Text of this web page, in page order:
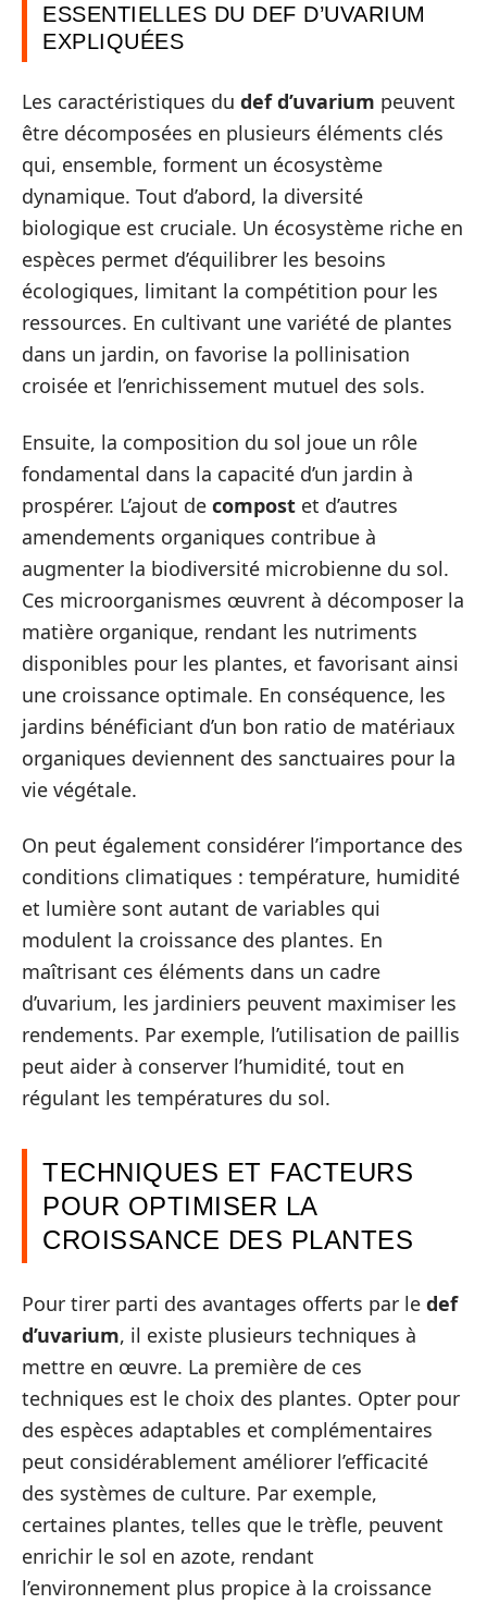
ESSENTIELLES DU DEF D’UVARIUM
EXPLIQUÉES
Les caractéristiques du def d’uvarium peuvent
être décomposées en plusieurs éléments clés
qui, ensemble, forment un écosystème
dynamique. Tout d’abord, la diversité
biologique est cruciale. Un écosystème riche en
espèces permet d’équilibrer les besoins
écologiques, limitant la compétition pour les
ressources. En cultivant une variété de plantes
dans un jardin, on favorise la pollinisation
croisée et l’enrichissement mutuel des sols.
Ensuite, la composition du sol joue un rôle
fondamental dans la capacité d’un jardin à
prospérer. L’ajout de compost et d’autres
amendements organiques contribue à
augmenter la biodiversité microbienne du sol.
Ces microorganismes œuvrent à décomposer la
matière organique, rendant les nutriments
disponibles pour les plantes, et favorisant ainsi
une croissance optimale. En conséquence, les
jardins bénéficiant d’un bon ratio de matériaux
organiques deviennent des sanctuaires pour la
vie végétale.
On peut également considérer l’importance des
conditions climatiques : température, humidité
et lumière sont autant de variables qui
modulent la croissance des plantes. En
maîtrisant ces éléments dans un cadre
d’uvarium, les jardiniers peuvent maximiser les
rendements. Par exemple, l’utilisation de paillis
peut aider à conserver l’humidité, tout en
régulant les températures du sol.
TECHNIQUES ET FACTEURS
POUR OPTIMISER LA
CROISSANCE DES PLANTES
Pour tirer parti des avantages offerts par le def
d’uvarium, il existe plusieurs techniques à
mettre en œuvre. La première de ces
techniques est le choix des plantes. Opter pour
des espèces adaptables et complémentaires
peut considérablement améliorer l’efficacité
des systèmes de culture. Par exemple,
certaines plantes, telles que le trèfle, peuvent
enrichir le sol en azote, rendant
l’environnement plus propice à la croissance